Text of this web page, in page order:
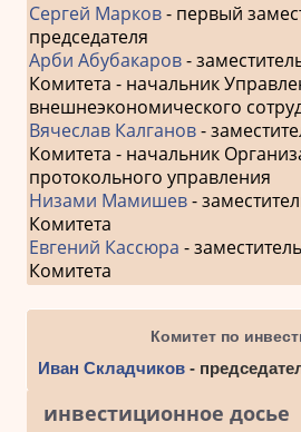
Сергей Марков- первый
председателя
Арби Абубакаров-
Комитета - начальник
внешнеэкономического
Вячеслав Калганов-
Комитета - начальник
протокольного управления
Низами Мамишев-
Комитета
Евгений Кассюра -
Комитета
Комитет по
Иван Складчиков-
инвестиционное досье